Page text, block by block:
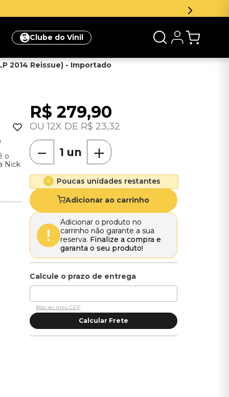
Clube do Vinil
2014 Reissue) - Importado
o
Nick
R$ 279,90
12 R$ 23,32
＋
－
Poucas unidades restantes
Adicionar ao carrinho
Adicionar o produto no
carrinho não garante a sua
reserva. Finalize a compra e
garanta o seu produto!
Não sei meu CEP